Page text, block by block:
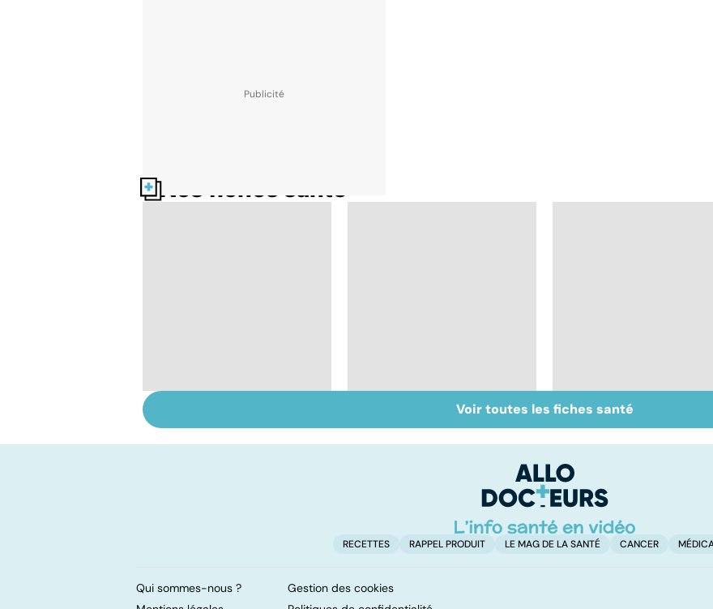
Nos fiches santé
Duchenne : la
Comprendre le
syndrome de
Comprendre les
myopathies
Voir toutes les fiches santé
RECETTES RAPPEL PRODUIT LE MAG DE LA SANTÉ CANCER
Qui sommes-nous ?
Gestion des cookies